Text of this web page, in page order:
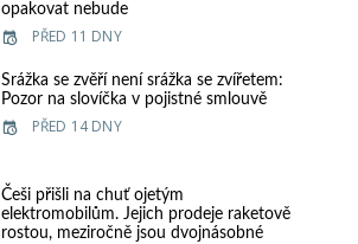
opakovat nebude
PŘED 11 DNY
Srážka se zvěří není srážka se zvířetem:
Pozor na slovíčka v pojistné smlouvě
PŘED 14 DNY
Češi přišli na chuť ojetým
elektromobilům. Jejich prodeje raketově
rostou, meziročně jsou dvojnásobné